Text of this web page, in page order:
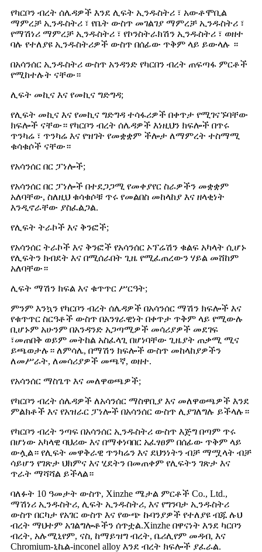
የካርቦን ብረት ሰሌዳዎች እንደ ሊፍት ኢንዱስትሪ ፣ አውቶሞቢል
ማምረቻ ኢንዱስትሪ ፣ የቤት ውስጥ መገልገያ ማምረቻ ኢንዱስትሪ ፣
የማሽነሪ ማምረቻ ኢንዱስትሪ ፣ የኮንስትራክሽን ኢንዱስትሪ ፣ ወዘተ
ባሉ የተለያዩ ኢንዱስትሪዎች ውስጥ በሰፊው ጥቅም ላይ ይውላሉ ።
በአሳንሰር ኢንዱስትሪ ውስጥ አንዳንድ የካርበን ብረት ጠፍጣፋ ምርቶች
የሚከተሉት ናቸው።
ሊፍት መኪና እና የመኪና ግድግዳ;
የሊፍት መኪና እና የመኪና ግድግዳ ተሳፋሪዎች በቀጥታ የሚገናኙባቸው
ክፍሎች ናቸው። የካርቦን ብረት ሰሌዳዎች እነዚህን ክፍሎች በጥሩ
ጥንካሬ ፣ ጥንካሬ እና የዝገት የመቋቋም ችሎታ ለማምረት ተስማሚ
ቁሳቁሶች ናቸው።
የአሳንሰር በር ፓነሎች;
የአሳንሰር በር ፓነሎች በተደጋጋሚ የመቀያየር ስራዎችን መቋቋም
አለባቸው, ስለዚህ ቁሳቁሶቹ ጥሩ የመልበስ መከላከያ እና ዘላቂነት
እንዲኖራቸው ያስፈልጋል.
የሊፍት ትራኮች እና ቅንፎች;
የአሳንሰር ትራኮች እና ቅንፎች የአሳንሰር ኦፕሬሽን ቁልፍ አካላት ሲሆኑ
የሊፍትን ክብደት እና በሚሰራበት ጊዜ የሚፈጠረውን ሃይል መሸከም
አለባቸው።
ሊፍት ማሽን ክፍል እና ቁጥጥር ሥርዓት;
ምንም እንኳን የካርቦን ብረት ሰሌዳዎች በአሳንሰር ማሽን ክፍሎች እና
የቁጥጥር ስርዓቶች ውስጥ በአንፃራዊነት በቀጥታ ጥቅም ላይ የሚውሉ
ቢሆኑም አሁንም በአንዳንድ አጋጣሚዎች መሳሪያዎች መደገፍ
፣መጠበቅ ወይም መትከል አስፈላጊ በሆነባቸው ጊዜያት ጠቃሚ ሚና
ይጫወታሉ። ለምሳሌ, በማሽን ክፍሎች ውስጥ መከላከያዎችን
ለመሥራት, ለመሳሪያዎች መጫኛ, ወዘተ.
የአሳንሰር ማስጌጥ እና መለዋወጫዎች;
የካርቦን ብረት ሰሌዳዎች ለአሳንሰር ማስዋቢያ እና መለዋወጫዎች እንደ
ምልክቶች እና የአዝራር ፓነሎች በአሳንሰር ውስጥ ሊያገለግሉ ይችላሉ።
የካርቦን ብረት ንጣፍ በአሳንሰር ኢንዱስትሪ ውስጥ እጅግ በጣም ጥሩ
በሆነው አካላዊ ባህሪው እና በማቀነባበር አፈፃፀም በሰፊው ጥቅም ላይ
ውሏል። የሊፍት መዋቅራዊ ጥንካሬን እና ደህንነትን ብቻ ማሟላት ብቻ
ሳይሆን የገጽታ ህክምና እና ሂደትን በመጠቀም የሊፍትን ገጽታ እና
ጥራት ማሻሻል ይችላል።
ባለፉት 10 ዓመታት ውስጥ, Xinzhe ሜታል ምርቶች Co., Ltd.,
ማሽነሪ ኢንዱስትሪ, ሊፍት ኢንዱስትሪ, እና የግንባታ ኢንዱስትሪ
ውስጥ በርካታ የአገር ውስጥ እና የውጭ ኩባንያዎች የተለያዩ ብጁ ሉህ
ብረት ማህተም አገልግሎቶችን ሰጥቷል.Xinzhe በዋናነት እንደ ካርቦን
ብረት, አሉሚኒየም, ናስ, ከማይዝግ ብረት, ቤሪሊየም መዳብ, እና
Chromium-ኒኬል-inconel alloy እንደ ብረት ክፍሎች ያፈራል.